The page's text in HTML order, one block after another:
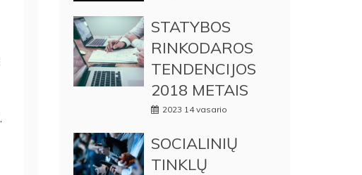
STATYBOS
RINKODAROS
TENDENCIJOS
2018 METAIS
2023 14 vasario
SOCIALINIŲ
TINKLŲ